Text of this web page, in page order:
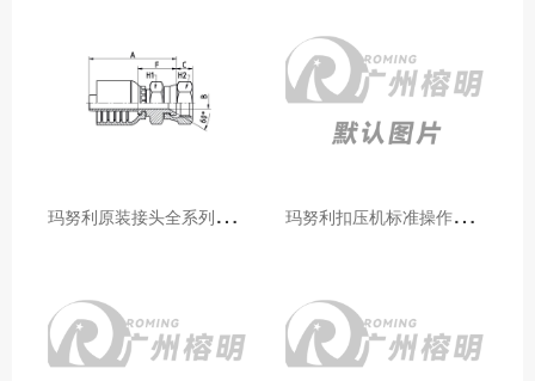
玛
努利原装接头全系列型号解析：广州客户选型必备指南 玛
努利扣压机标准操作流程：广州代理手把手教学（新手也能学会）